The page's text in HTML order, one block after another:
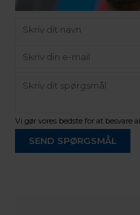
Vi gør vores bedste for at besvare
SEND SPØRGSMÅL